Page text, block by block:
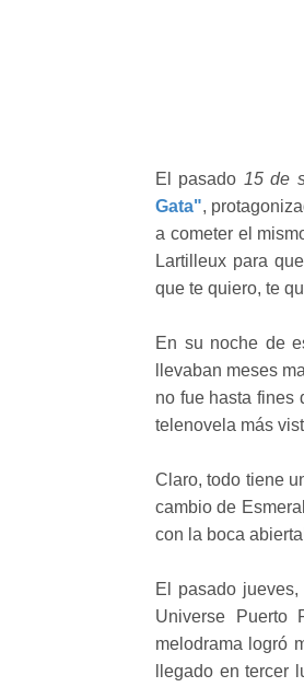
El pasado 15 de
Gata",
a cometer el
Lartilleux para
que te quiero, te
En su noche de
llevaban meses
no fue hasta fines
telenovela más
Claro, todo tiene
cambio de
con la boca
El pasado
Universe Puerto
melodrama logró
llegado en